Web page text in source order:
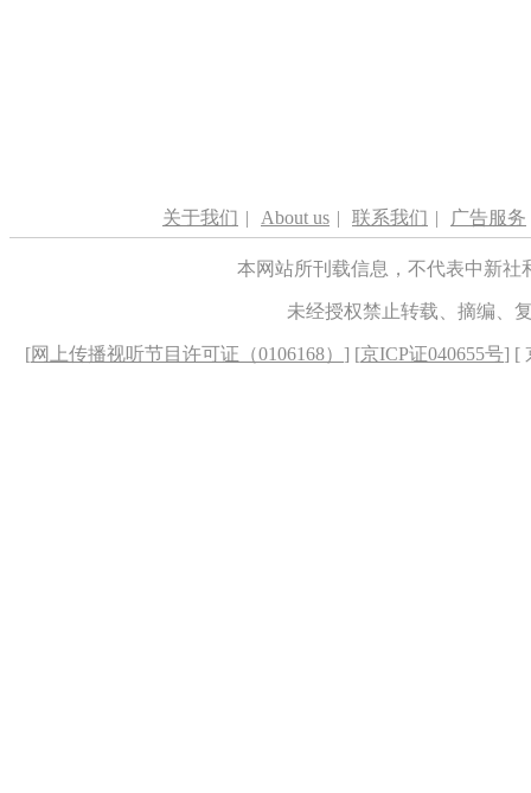
关于我们 | About us | 联系我们 | 广告服务
本网站所刊载信息，不代表中新
未经授权禁止转载、摘编、
[网上传播视听节目许可证（0106168） ] [京ICP证040655号] [